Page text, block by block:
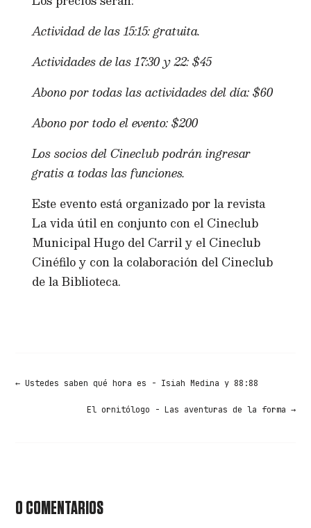
Actividad de las 15:15: gratuita.
Actividades de las 17:30 y 22: $45
Abono por todas las actividades del día: $60
Abono por todo el evento: $200
Los socios del Cineclub podrán ingresar
gratis a todas las funciones.
Este evento está organizado por la revista
La vida útil en conjunto con el Cineclub
Municipal Hugo del Carril y el Cineclub
Cinéfilo y con la colaboración del Cineclub
de la Biblioteca.
←Ustedes saben qué hora es - Isiah Medina y 88:88
El ornitólogo - Las aventuras de la forma →
0 COMENTARIOS